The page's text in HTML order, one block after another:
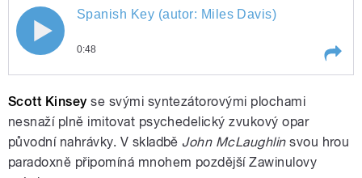
Spanish Key (autor: Miles Davis)
Spanish Key (autor: Miles Davis)
0:48
Scott Kinseyse svými syntezátorovými plochami
nesnaží plně imitovat psychedelický zvukový opar
původní nahrávky. V skladbě John McLaughlinsvou hrou
paradoxně připomíná mnohem pozdější Zawinulovy